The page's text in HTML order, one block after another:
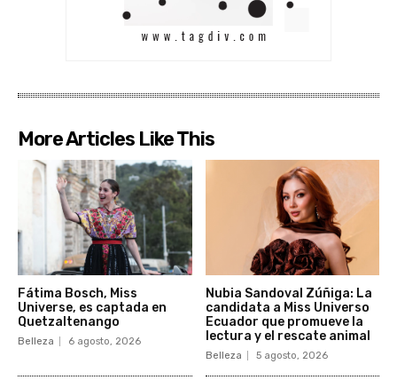
More Articles Like This
Fátima Bosch, Miss
Universe, es captada en
Quetzaltenango
Belleza 6 agosto, 2026
Nubia Sandoval Zúñiga: La
candidata a Miss Universo
Ecuador que promueve la
lectura y el rescate animal
Belleza 5 agosto, 2026